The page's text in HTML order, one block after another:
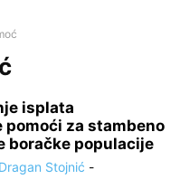
isplata
pomoći za stambeno
boračke populacije
Dragan Stojnić -